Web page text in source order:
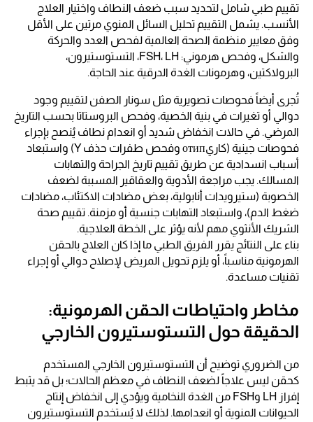
تقييم طبي شامل لتحديد سبب ضعف النطاف واختيار العلاج
الأنسب. يشمل التقييم تحليل السائل المنوي مرتين على الأقل
وفق معايير منظمة الصحة العالمية لفحص العدد والحركة
والشكل، وفحص هرموني: FSH، LH، التستوستيرون،
البرولاكتين، وهرمونات الغدة الدرقية عند الحاجة.
تُجرى أيضاً فحوصات تصويرية مثل سونار الصفن لتقييم وجود
دوالي أو تغيرات في بنية الخصية، وفحص البروستاتا بحسب التاريخ
المرضي. في حالات انخفاض شديد أو انعدام نطاف يُنصح بإجراء
فحوصات جينية (كاريотип وفحص طفرات حذف Y) واستبعاد
أسباب انسدادية عن طريق تقييم تاريخ الجراحة والتهابات
المسالك. يجب مراجعة الأدوية والعقاقير المسببة لضعف
الخصوبة (ستيرويدات أنابولية، بعض مضادات الاكتئاب، مضادات
ضغط الدم)، واستبعاد التهابات جنسية أو مزمنة. تقييم صحة
الشريك الأنثوي مهم لأنه يؤثر على الخطة العلاجية.
بناء على النتائج يقرر الفريق الطبي ما إذا كان العلاج بالحقن
الهرمونية مناسباً، أو يلزم تحويل المريض لإصلاح دوالي أو إجراء
تقنيات مساعدة.
مخاطر واحتياطات الحقن الهرمونية:
الحقيقة حول التستوستيرون الخارجي
من الضروري توضيح أن التستوستيرون الخارجي المستخدم
كحقن ليس علاجاً لضعف النطاف في معظم الحالات؛ بل قد يثبط
إفراز LH وFSH من الغدة النخامية ويؤدي إلى انخفاض إنتاج
الحيوانات المنوية أو انعدامها. لذلك لا يُستخدم التستوستيرون